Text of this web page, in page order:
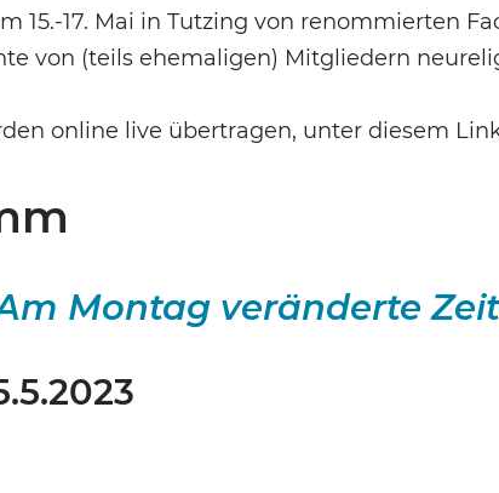
15.-17. Mai in Tutzing von renommierten
von (teils ehemaligen) Mitgliedern
online live übertragen, unter diesem
Montag veränderte